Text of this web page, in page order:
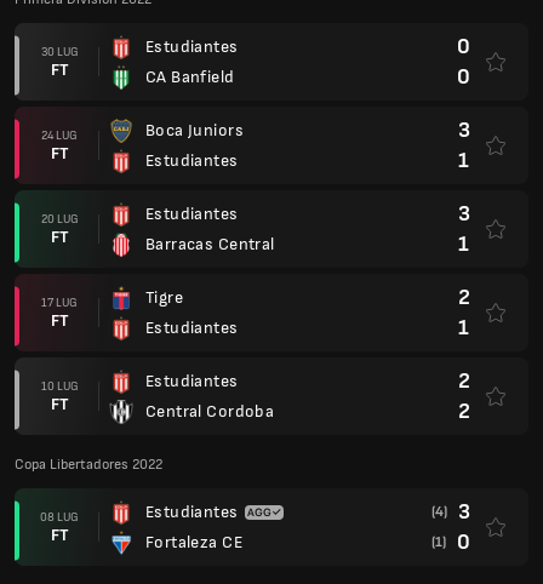
30 LUG
FT
Estudiantes
CA Banfield
0
0
24 LUG
FT
Boca Juniors
Estudiantes
3
1
20 LUG
FT
Estudiantes
Barracas Central
3
1
17 LUG
FT
Tigre
Estudiantes
2
1
10 LUG
FT
Estudiantes
Central Cordoba
2
2
Copa Libertadores 2022
08 LUG
FT
Estudiantes
Fortaleza CE
(4) 3
(1) 0